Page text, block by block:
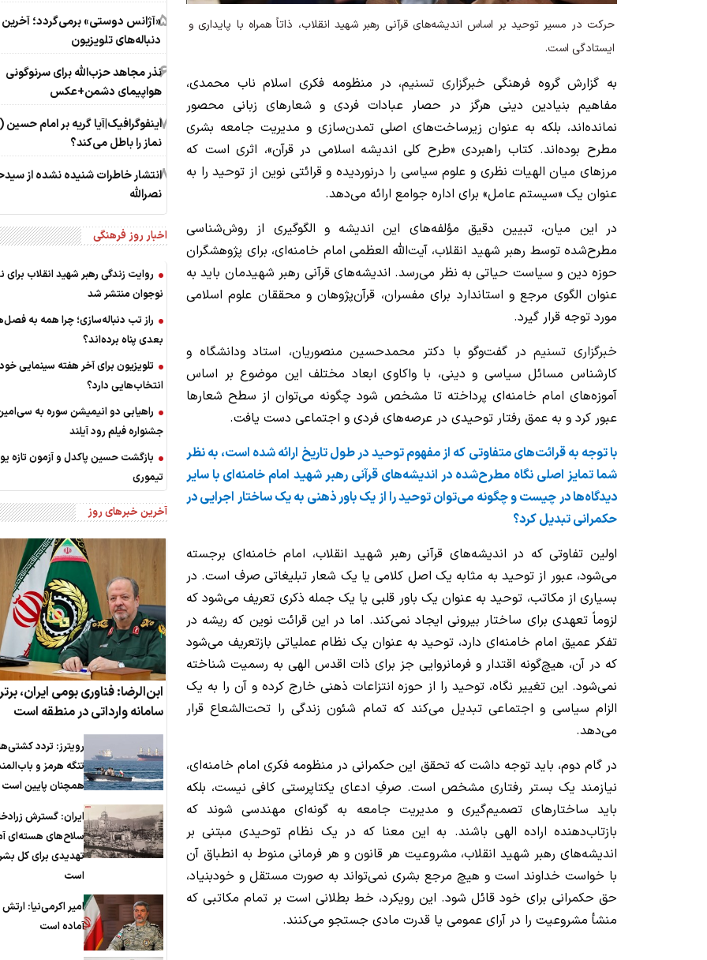
حرکت در مسیر توحید بر اساس اندیشه‌های قرآنی رهبر شهید انقلاب، ذاتاً همراه با پایداری و
ایستادگی است.
به گزارش گروه فرهنگی خبرگزاری تسنیم، در منظومه فکری اسلام ناب محمدی،
مفاهیم بنیادین دینی هرگز در حصار عبادات فردی و شعارهای زبانی محصور
نمانده‌اند، بلکه به عنوان زیرساخت‌های اصلی تمدن‌سازی و مدیریت جامعه بشری
مطرح بوده‌اند. کتاب راهبردی «طرح کلی اندیشه اسلامی در قرآن»، اثری است که
مرزهای میان الهیات نظری و علوم سیاسی را درنوردیده و قرائتی نوین از توحید را به
عنوان یک «سیستم عامل» برای اداره جوامع ارائه می‌دهد.
در این میان، تبیین دقیق مؤلفه‌های این اندیشه و الگوگیری از روش‌شناسی
مطرح‌شده توسط رهبر شهید انقلاب، آیت‌الله العظمی امام خامنه‌ای، برای پژوهشگران
حوزه دین و سیاست حیاتی به نظر می‌رسد. اندیشه‌های قرآنی رهبر شهیدمان باید به
عنوان الگوی مرجع و استاندارد برای مفسران، قرآن‌پژوهان و محققان علوم اسلامی
مورد توجه قرار گیرد.
خبرگزاری تسنیمدر گفت‌وگو با دکتر محمدحسین منصوریان، استاد ودانشگاه و
کارشناس مسائل سیاسی و دینی، با واکاوی ابعاد مختلف این موضوع بر اساس
آموزه‌های امام خامنه‌ای پرداخته تا مشخص شود چگونه می‌توان از سطح شعارها
عبور کرد و به عمق رفتار توحیدی در عرصه‌های فردی و اجتماعی دست یافت.
با توجه به قرائت‌های متفاوتی که از مفهوم توحید در طول تاریخ ارائه شده است، به نظر
شما تمایز اصلی نگاه مطرح‌شده در اندیشه‌های قرآنی رهبر شهید امام خامنه‌ای با سایر
دیدگاه‌ها در چیست و چگونه می‌توان توحید را از یک باور ذهنی به یک ساختار اجرایی در
حکمرانی تبدیل کرد؟
اولین تفاوتی که در اندیشه‌های قرآنی رهبر شهید انقلاب، امام خامنه‌ای برجسته
می‌شود، عبور از توحید به مثابه یک اصل کلامی یا یک شعار تبلیغاتی صرف است. در
بسیاری از مکاتب، توحید به عنوان یک باور قلبی یا یک جمله ذکری تعریف می‌شود که
لزوماً تعهدی برای ساختار بیرونی ایجاد نمی‌کند. اما در این قرائت نوین که ریشه در
تفکر عمیق امام خامنه‌ای دارد، توحید به عنوان یک نظام عملیاتی بازتعریف می‌شود
که در آن، هیچ‌گونه اقتدار و فرمانروایی جز برای ذات اقدس الهی به رسمیت شناخته
نمی‌شود. این تغییر نگاه، توحید را از حوزه انتزاعات ذهنی خارج کرده و آن را به یک
الزام سیاسی و اجتماعی تبدیل می‌کند که تمام شئون زندگی را تحت‌الشعاع قرار
می‌دهد.
در گام دوم، باید توجه داشت که تحقق این حکمرانی در منظومه فکری امام خامنه‌ای،
نیازمند یک بستر رفتاری مشخص است. صرفِ ادعای یکتاپرستی کافی نیست، بلکه
باید ساختارهای تصمیم‌گیری و مدیریت جامعه به گونه‌ای مهندسی شوند که
بازتاب‌دهنده اراده الهی باشند. به این معنا که در یک نظام توحیدی مبتنی بر
اندیشه‌های رهبر شهید انقلاب، مشروعیت هر قانون و هر فرمانی منوط به انطباق آن
با خواست خداوند است و هیچ مرجع بشری نمی‌تواند به صورت مستقل و خودبنیاد،
حق حکمرانی برای خود قائل شود. این رویکرد، خط بطلانی است بر تمام مکاتبی که
منشأ مشروعیت را در آرای عمومی یا قدرت مادی جستجو می‌کنند.
5«آژانس دوستی» برمی‌گردد؛ آخرین
دنباله‌های تلویزیون
6نذر مجاهد حزب‌الله برای سرنوگونی
هواپیمای دشمن+عکس
7اینفوگرافیک|آیا گریه بر امام
نماز را باطل می‌کند؟
8انتشار خاطرات شنیده نشده از
نصرالله
اخبار روز فرهنگی
روایت زندگی رهبر شهید انقلاب
نوجوان منتشر شد
راز تب دنباله‌سازی؛ چرا همه به
بعدی پناه برده‌اند؟
تلویزیون برای آخر هفته سینمایی
انتخاب‌هایی دارد؟
راهیابی دو انیمیشن سوره به
جشنواره فیلم رود آیلند
بازگشت حسین پاکدل و آزمون تازه
تیموری
آخرین خبرهای روز
ابن‌الرضا: فناوری بومی ایران،
سامانه وارداتی در منطقه است
رویترز: تردد
تنگه هرمز و
همچنان پایین است
ایران: گسترش
سلاح‌های هسته‌ای
تهدیدی برای کل
است
امیر اکرمی‌نیا: ارتش
آماده است